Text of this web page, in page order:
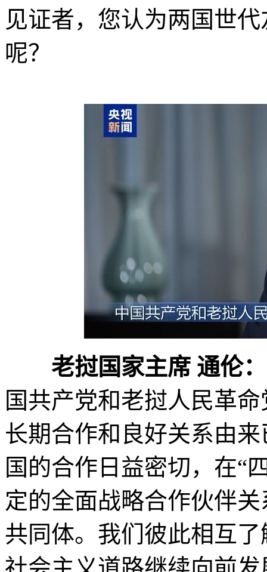
见证者，您认为两国世
呢？
老挝国家主席 通伦：
国共产党和老挝人民革
长期合作和良好关系由
国的合作日益密切，在“
定的全面战略合作伙伴
共同体。我们彼此相互